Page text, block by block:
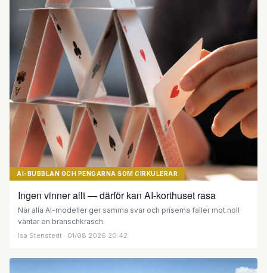
AI-BUBBLAN OCH PENGARNA SOM CIRKULERAR
Ingen vinner allt — därför kan AI-korthuset rasa
När alla AI-modeller ger samma svar och priserna faller mot noll
väntar en branschkrasch.
Isa Stenstedt · 01/08 2026 20:42